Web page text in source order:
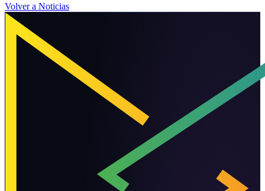
Volver a Noticias